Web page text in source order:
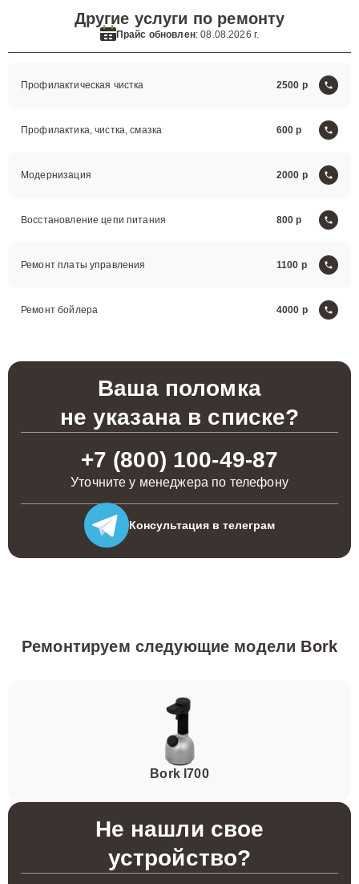
Другие услуги по ремонту
Прайс обновлен: 08.08.2026 г.
Профилактическая чистка 2500
Профилактика, чистка, смазка 600
Модернизация 2000
Восстановление цепи питания 800
Ремонт платы управления 1100
Ремонт бойлера 4000
Ваша поломка
не указана в списке?
+7 (800) 100-49-87
Уточните у менеджера по телефону
Консультация в телеграм
Ремонтируем следующие модели Bork
Bork I700
Не нашли свое
устройство?